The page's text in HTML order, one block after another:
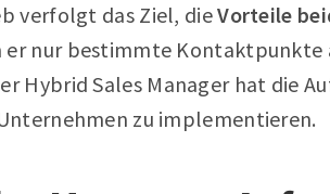
verfolgt das Ziel, dieVorteile
er nur bestimmte Kontaktpunkte
Hybrid Sales Manager hat die
zu implementieren.